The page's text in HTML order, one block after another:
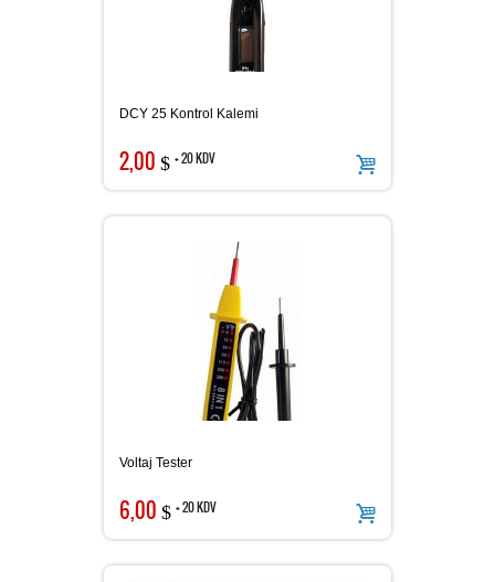
DCY 25 Kontrol Kalemi
2,00 $ + 20 KDV
Voltaj Tester
6,00 $ + 20 KDV